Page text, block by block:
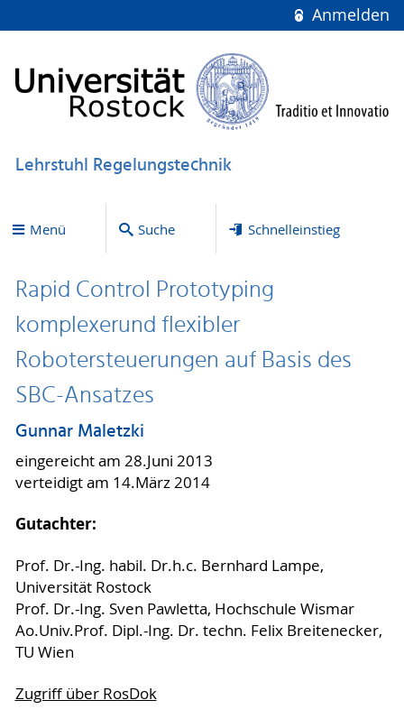
Anmelden
Lehrstuhl Regelungstechnik
Menü Suche Schnelleinstieg
Rapid Control Prototyping
komplexerund flexibler
Robotersteuerungen auf Basis des
SBC-Ansatzes
Gunnar Maletzki
eingereicht am 28.Juni 2013
verteidigt am 14.März 2014
Gutachter:
Prof. Dr.-Ing. habil. Dr.h.c. Bernhard Lampe,
Universität Rostock
Prof. Dr.-Ing. Sven Pawletta, Hochschule Wismar
Ao.Univ.Prof. Dipl.-Ing. Dr. techn. Felix Breitenecker,
TU Wien
Zugriff über RosDok